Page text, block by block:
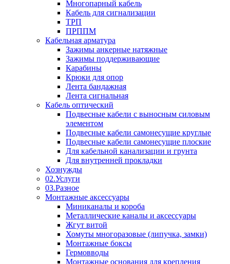
Многопарный кабель
Кабель для сигнализации
ТРП
ПРППМ
Кабельная арматура
Зажимы анкерные натяжные
Зажимы поддерживающие
Карабины
Крюки для опор
Лента бандажная
Лента сигнальная
Кабель оптический
Подвесные кабели с выносным силовым
элементом
Подвесные кабели самонесущие круглые
Подвесные кабели самонесущие плоские
Для кабельной канализации и грунта
Для внутренней прокладки
Хознужды
02.Услуги
03.Разное
Монтажные аксессуары
Миниканалы и короба
Металлические каналы и аксессуары
Жгут витой
Хомуты многоразовые (липучка, замки)
Монтажные боксы
Гермовводы
Монтажные основания для крепления